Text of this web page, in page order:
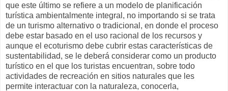
que este último se refiere a un modelo de planificación
turística ambientalmente integral, no importando si se trata
de un turismo alternativo o tradicional, en donde el proceso
debe estar basado en el uso racional de los recursos y
aunque el ecoturismo debe cubrir estas características de
sustentabilidad, se le deberá considerar como un producto
turístico en el que los turistas encuentran, sobre todo
actividades de recreación en sitios naturales que les
permite interactuar con la naturaleza, conocerla,